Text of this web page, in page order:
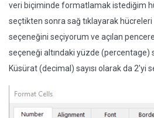
veri biçiminde formatlamak istediğim
seçtikten sonra sağ tıklayarak
seçeneğini seçiyorum ve açılan
seçeneği altındaki yüzde (percentage)
Küsürat (decimal) sayısı olarak da 2'yi